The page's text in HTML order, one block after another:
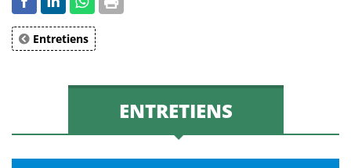
Entretiens
ENTRETIENS